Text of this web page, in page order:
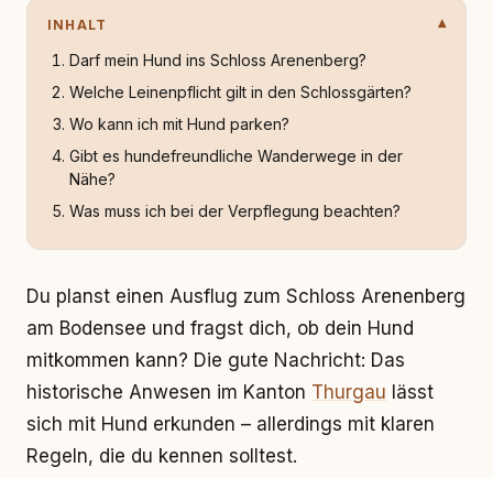
INHALT
Darf mein Hund ins Schloss Arenenberg?
Welche Leinenpflicht gilt in den Schlossgärten?
Wo kann ich mit Hund parken?
Gibt es hundefreundliche Wanderwege in der
Nähe?
Was muss ich bei der Verpflegung beachten?
Du planst einen Ausflug zum Schloss Arenenberg
am Bodensee und fragst dich, ob dein Hund
mitkommen kann? Die gute Nachricht: Das
historische Anwesen im Kanton Thurgau lässt
sich mit Hund erkunden – allerdings mit klaren
Regeln, die du kennen solltest.